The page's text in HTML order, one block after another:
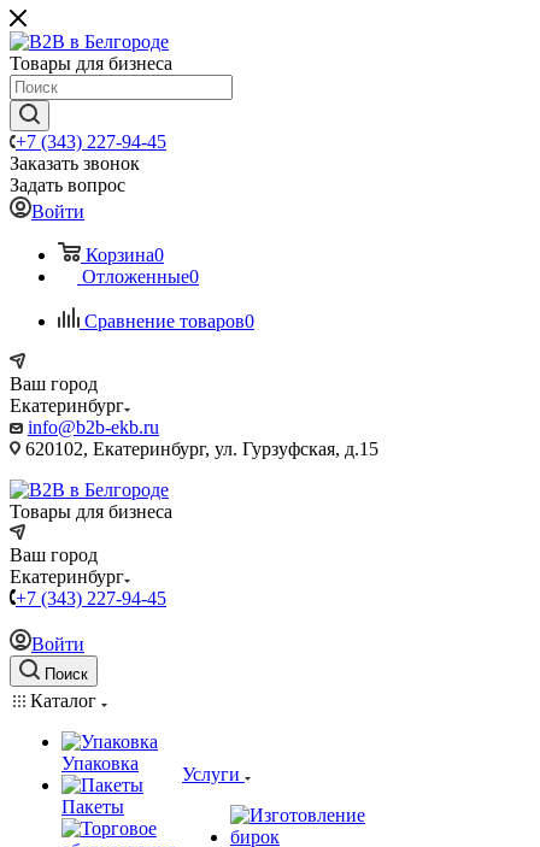
Товары для бизнеса
+7 (343) 227-94-45
Заказать звонок
Задать вопрос
Войти
Корзина0
Отложенные0
Сравнение товаров0
Ваш город
Екатеринбург
info@b2b-ekb.ru
620102, Екатеринбург, ул. Гурзуфская, д.15
Товары для бизнеса
Ваш город
Екатеринбург
+7 (343) 227-94-45
Войти
Поиск
Каталог
Упаковка
Пакеты
Услуги